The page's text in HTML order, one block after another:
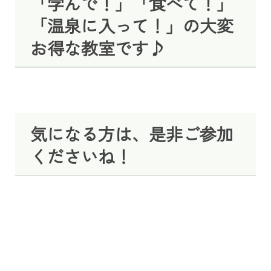
「温泉に入って！」の大変
お得な教室です♪
気になる方は、是非ご参加
くださいね！